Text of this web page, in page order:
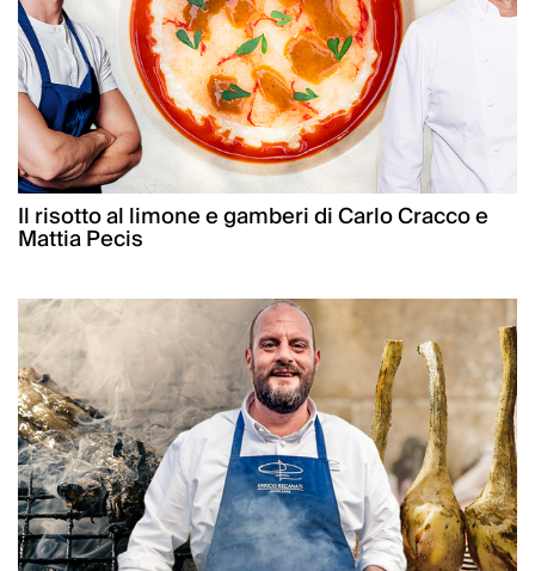
Il risotto al limone e gamberi di Carlo Cracco e
Mattia Pecis